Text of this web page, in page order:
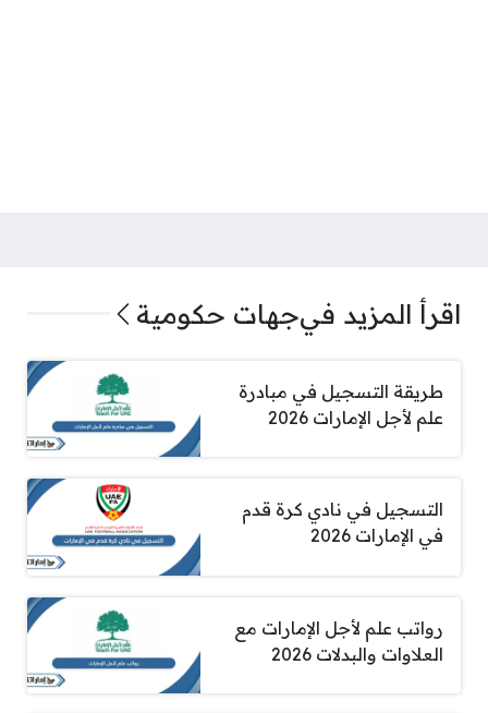
اقرأ المزيد فيجهات حكومية
طريقة التسجيل في مبادرة
علم لأجل الإمارات 2026
التسجيل في نادي كرة قدم
في الإمارات 2026
رواتب علم لأجل الإمارات مع
العلاوات والبدلات 2026